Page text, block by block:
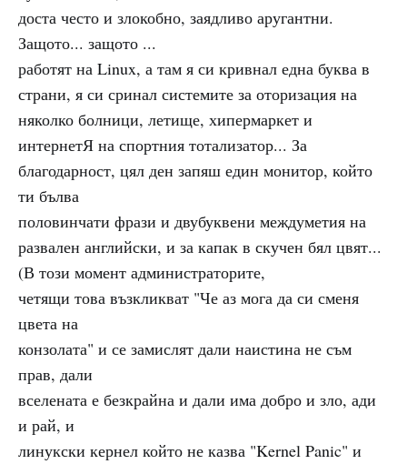
доста често и злокобно, заядливо аругантни.
Защото... защото ...
работят на Linux, а там я си кривнал една буква в
страни, я си сринал системите за оторизация на
няколко болници, летище, хипермаркет и
интернетЯ на спортния тотализатор... За
благодарност, цял ден запяш един монитор, който
ти бълва
половинчати фрази и двубуквени междуметия на
развален английски, и за капак в скучен бял цвят...
(В този момент администраторите,
четящи това възкликват "Че аз мога да си сменя
цвета на
конзолата" и се замислят дали наистина не съм
прав, дали
вселената е безкрайна и дали има добро и зло, ади
и рай, и
линукски кернел който не казва "Kernel Panic" и